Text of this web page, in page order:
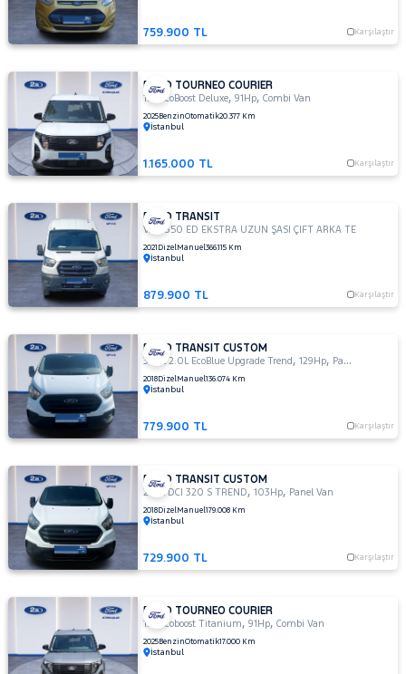
NISSAN
OPEL
PEUGEOT
RENAULT
SEAT
SKODA
SSANGYONG
SUBARU
TESLA
TOGG
TOYOTA
VOLKSWAGEN
VOLVO
759.900 TL Karşılaştır
FORD TOURNEO COURIER
1.0 EcoBoost Deluxe,91Hp,Combi Van
2025BenzinOtomatik20.377 Km
İstanbul
1.165.000 TL Karşılaştır
FORD TRANSIT
VAN 350 ED EKSTRA UZUN ŞASI ÇIFT ARKA TEKER
2021 DizelManuel366.115 Km
İstanbul
879.900 TL Karşılaştır
FORD TRANSIT CUSTOM
340L 2.0L EcoBlue Upgrade Trend ,129Hp, Panel Van
2018DizelManuel136.074 Km
İstanbul
779.900 TL Karşılaştır
FORD TRANSIT CUSTOM
2.0 TDCI 320 S TREND,103Hp, Panel Van
2018DizelManuel179.008 Km
İstanbul
729.900 TL Karşılaştır
FORD TOURNEO COURIER
1.0 Ecoboost Titanium,91Hp,Combi Van
2025BenzinOtomatik17.000 Km
İstanbul